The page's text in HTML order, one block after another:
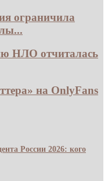
ограничила
НЛО отчиталась
на OnlyFans
России 2026: кого